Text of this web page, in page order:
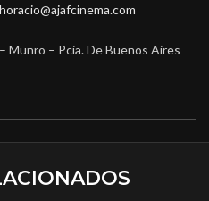
horacio@ajafcinema.com
Munro – Pcia. De Buenos Aires